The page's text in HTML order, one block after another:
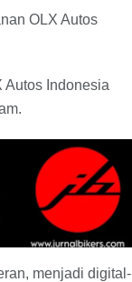
OLX Autos
Autos Indonesia
menjadi digital-